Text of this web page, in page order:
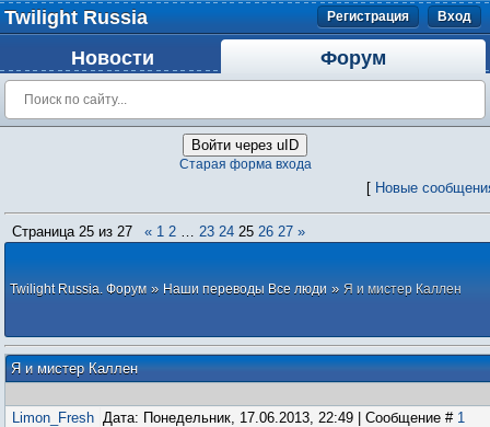
Twilight Russia Регистрация Вход
Новости Форум
Войти через uID
Старая форма входа
[ Новые
Страница 25 из 27 « 1 2 … 23 24 25 26 27 »
Twilight Russia. Форум » Наши переводы Все люди » Я и мистер Каллен
Я и мистер Каллен
Limon_Fresh Дата: Понедельник, 17.06.2013, 22:49 | Сообщение # 1